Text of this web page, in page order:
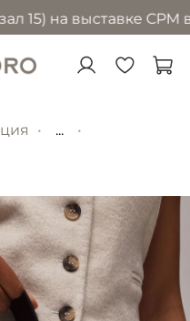
на выставке CPM
...